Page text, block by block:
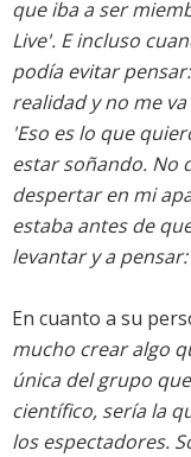
que iba a ser
Live'. E incluso
podía evitar
realidad y no me
'Eso es lo que
estar soñando. No
despertar en mi
estaba antes de
levantar y a
En cuanto a su
mucho crear algo
única del grupo
científico, sería la
los espectadores.